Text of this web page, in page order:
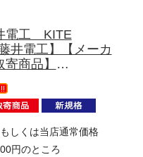
電工 KITE
井電工】【メーカ
寄商品】
ルトは水平型です
521-OT-BLＫ-LL-BX
OT-BL-LL-BX
イビー）
しくは当店通常価格
円のところ